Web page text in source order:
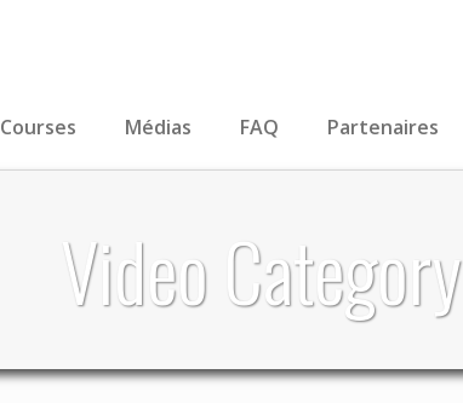
Courses Médias FAQ Partenaires
Video Category